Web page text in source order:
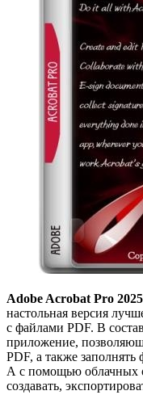
Adobe Acrobat Pro 2025
настольная версия
с файлами PDF. В
приложение,
PDF, а также
А с помощью облачных
создавать,